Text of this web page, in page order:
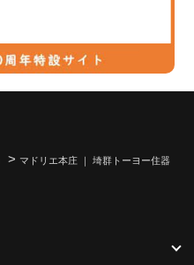
> マドリエ本庄 ｜ 埼群トーヨー住器